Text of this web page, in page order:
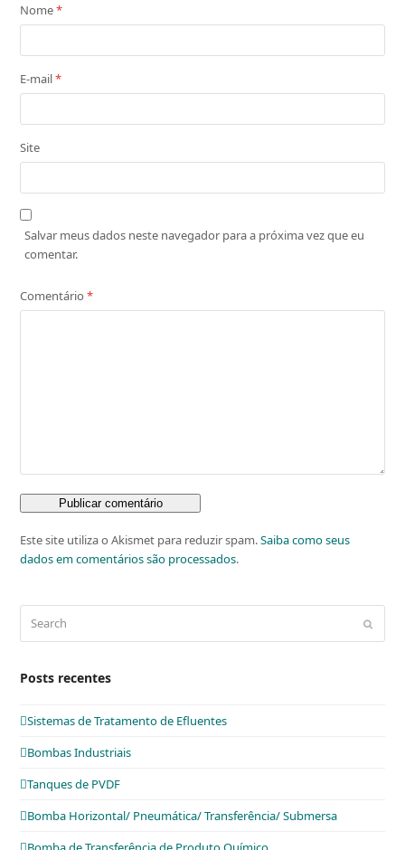
Nome*
E-mail*
Site
Salvar meus dados neste navegador para a próxima vez que eu
comentar.
Comentário*
Este site utiliza o Akismet para reduzir spam.Saiba como seus
dados em comentários são processados.
Submit
Posts recentes
Sistemas de Tratamento de Efluentes
Bombas Industriais
Tanques de PVDF
Bomba Horizontal/ Pneumática/ Transferência/ Submersa